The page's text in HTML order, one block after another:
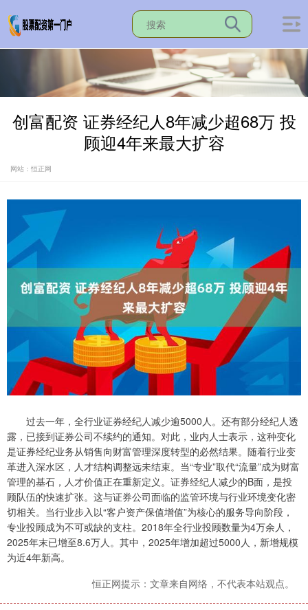
创富配资 证券经纪人8年减少超68万 投
顾迎4年来最大扩容
网站：恒正网
过去一年，全行业证券经纪人减少逾5000人。还有部分经纪人透
露，已接到证券公司不续约的通知。对此，业内人士表示，这种变化
是证券经纪业务从销售向财富管理深度转型的必然结果。随着行业变
革进入深水区，人才结构调整远未结束。当“专业”取代“流量”成为财富
管理的基石，人才价值正在重新定义。证券经纪人减少的B面，是投
顾队伍的快速扩张。这与证券公司面临的监管环境与行业环境变化密
切相关。当行业步入以“客户资产保值增值”为核心的服务导向阶段，
专业投顾成为不可或缺的支柱。2018年全行业投顾数量为4万余人，
2025年末已增至8.6万人。其中，2025年增加超过5000人，新增规模
为近4年新高。
恒正网提示：文章来自网络，不代表本站观点。